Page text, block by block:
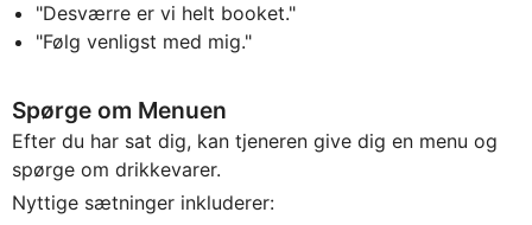
"Desværre er vi helt booket."
"Følg venligst med mig."
Spørge om Menuen
Efter du har sat dig, kan tjeneren give dig en menu og
spørge om drikkevarer.
Nyttige sætninger inkluderer: